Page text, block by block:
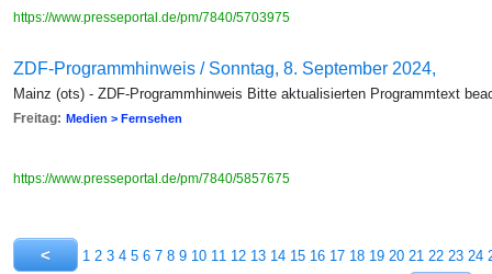
https://www.presseportal.de/pm/7840/5703975
ZDF-Programmhinweis / Sonntag, 8. September 2024,
Mainz (ots) - ZDF-Programmhinweis Bitte aktualisierten Programmtext
Freitag: Medien > Fernsehen
https://www.presseportal.de/pm/7840/5857675
1 2 3 4 5 6 7 8 9 10 11 12 13 14 15 16 17 18 19 20 21 22 23 24